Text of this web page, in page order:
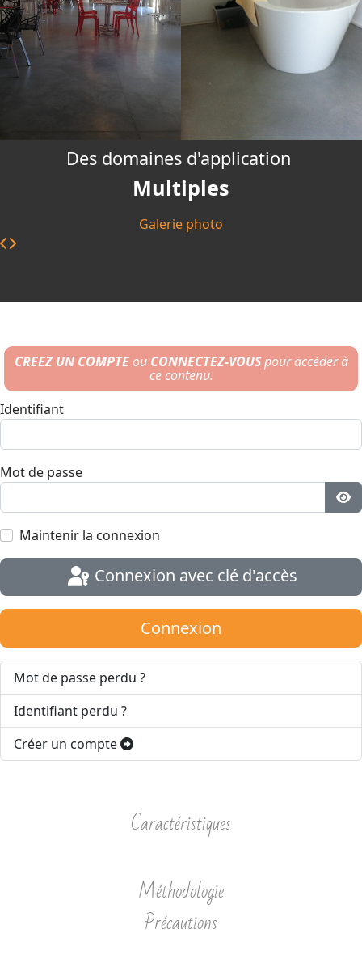
Des domaines d'application
Multiples
Galerie photo
CREEZ UN COMPTEouCONNECTEZ-VOUSpour accéder à
ce contenu.
Identifiant
Mot de passe
Maintenir la connexion
Connexion avec clé d'accès
Connexion
Mot de passe perdu ?
Identifiant perdu ?
Créer un compte
Caractéristiques
Méthodologie
Précautions